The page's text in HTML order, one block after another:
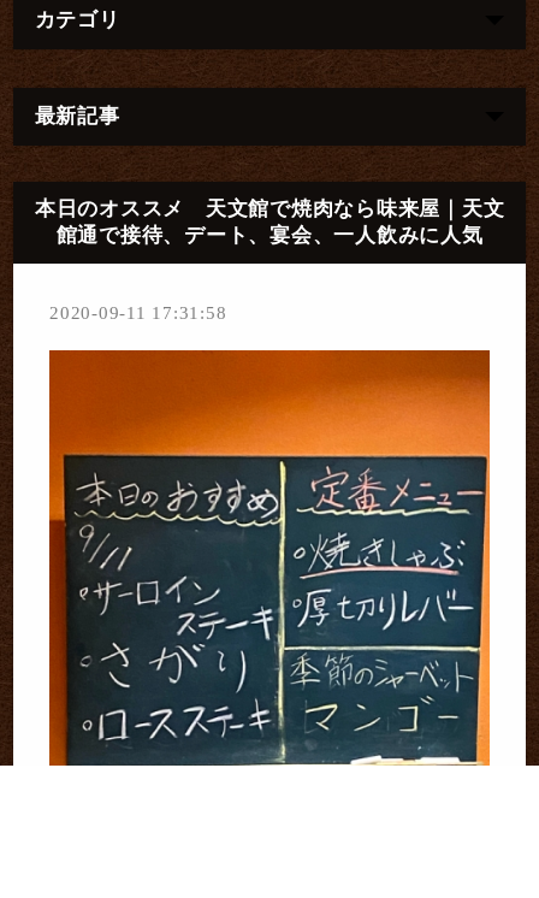
カテゴリ
最新記事
本日のオススメ 天文館で焼肉なら味来屋｜天文
館通で接待、デート、宴会、一人飲みに人気
2020-09-11 17:31:58